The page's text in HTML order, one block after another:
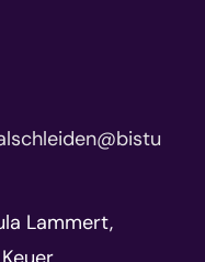
Lammert,